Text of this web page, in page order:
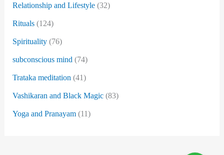
Relationship and Lifestyle(32)
Rituals(124)
Spirituality(76)
subconscious mind (74)
Trataka meditation (41)
Vashikaran and Black Magic(83)
Yoga and Pranayam(11)